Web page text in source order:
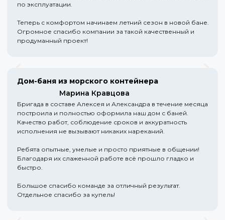
по эксплуатации.
Теперь с комфортом начинаем летний сезон в новой бане.
Огромное спасибо компании за такой качественный и
продуманный проект!
Дом-баня из морского контейнера
Марина Кравцова
Бригада в составе Алексея и Александра в течение месяца
построила и полностью оформила наш дом с баней.
Качество работ, соблюдение сроков и аккуратность
исполнения не вызывают никаких нареканий.
Ребята опытные, умелые и просто приятные в общении!
Благодаря их слаженной работе всё прошло гладко и
быстро.
Большое спасибо команде за отличный результат.
Отдельное спасибо за купель!